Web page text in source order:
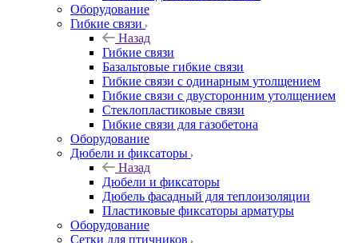
Оборудование
Гибкие связи
Назад
Гибкие связи
Базальтовые гибкие связи
Гибкие связи с одинарным утолщением
Гибкие связи с двусторонним утолщением
Стеклопластиковые связи
Гибкие связи для газобетона
Оборудование
Дюбели и фиксаторы
Назад
Дюбели и фиксаторы
Дюбель фасадный для теплоизоляции
Пластиковые фиксаторы арматуры
Оборудование
Сетки для птичников